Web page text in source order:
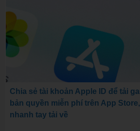
Chia sẻ tài khoản Apple ID để tải
bản quyền miễn phí trên App
nhanh tay tải về